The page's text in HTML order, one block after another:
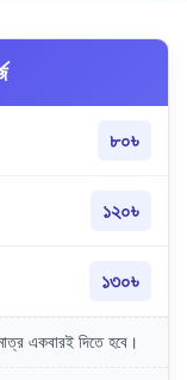
৮০৳
১২০৳
১৩০৳
একবারই দিতে হবে।